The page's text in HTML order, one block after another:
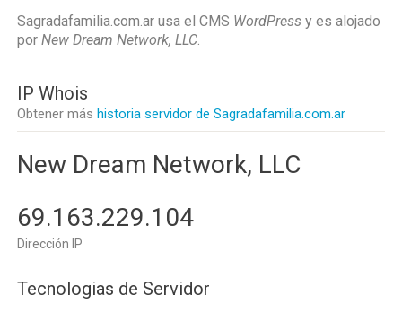
Sagradafamilia.com.ar usa el CMS WordPress y es alojado
por New Dream Network, LLC.
IP Whois
Obtener más historia servidor de Sagradafamilia.com.ar
New Dream Network, LLC
69.163.229.104
Dirección IP
Tecnologias de Servidor